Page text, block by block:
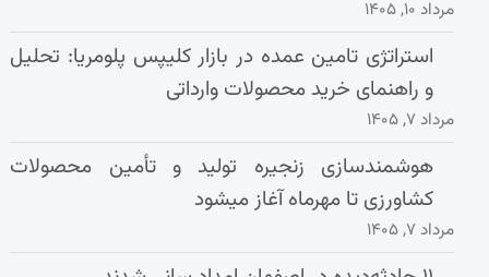
مرداد ۱۰, ۱۴۰۵
استراتژی تامین عمده در بازار کلیپس پلومریا: تحلیل
و راهنمای خرید محصولات وارداتی
مرداد ۷, ۱۴۰۵
هوشمندسازی زنجیره تولید و تأمین محصولات
کشاورزی تا مهرماه آغاز میشود
مرداد ۷, ۱۴۰۵